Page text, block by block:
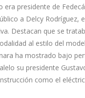
era presidente de
a Delcy Rodríguez,
Destacan que se
al estilo del
ha mostrado bajo
su presidente
como el